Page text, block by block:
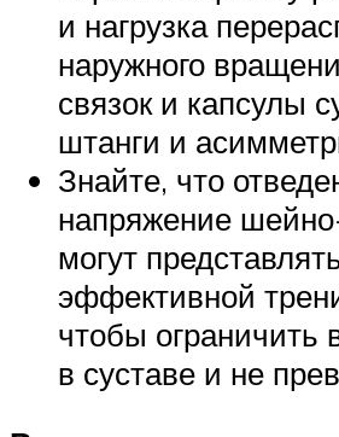
и нагрузка
наружного
связок и капсулы
штанги и
Знайте, что
напряжение
могут
эффективной
чтобы ограничить
в суставе и не